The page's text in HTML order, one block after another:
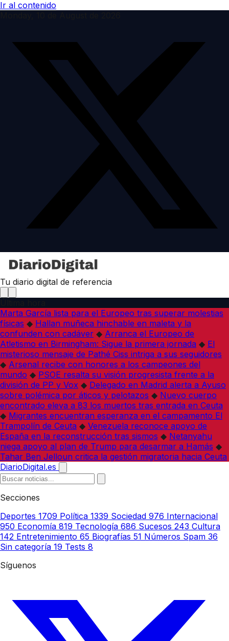
Ir al contenido
Tu diario digital de referencia
Marta García lista para el Europeo tras superar molestias
físicas ◆ Hallan muñeca hinchable en maleta y la
confunden con cadáver ◆ Arranca el Europeo de
Atletismo en Birmingham: Sigue la primera jornada ◆ El
misterioso mensaje de Pathé Ciss intriga a sus seguidores
◆ Arsenal recibe con honores a los campeones del
mundo ◆ PSOE resalta su visión progresista frente a la
división de PP y Vox ◆ Delegado en Madrid alerta a Ayuso
sobre polémica por áticos y pelotazos ◆ Nuevo cuerpo
encontrado eleva a 83 los muertos tras entrada en Ceuta
◆ Migrantes encuentran esperanza en el campamento El
Trampolín de Ceuta ◆ Venezuela reconoce apoyo de
España en la reconstrucción tras sismos ◆ Netanyahu
niega apoyo al plan de Trump para desarmar a Hamás ◆
Tahar Ben Jelloun critica la gestión migratoria hacia Ceuta
DiarioDigital.es
Secciones
Deportes 1709 Política 1339 Sociedad 976 Internacional
950 Economía 819 Tecnología 686 Sucesos 243 Cultura
142 Entretenimiento 65 Biografías 51 Números Spam 36
Sin categoría 19 Tests 8
Síguenos